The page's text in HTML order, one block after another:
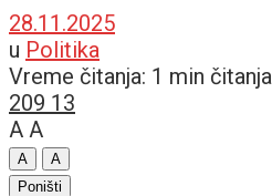
28.11.2025
u Politika
Vreme čitanja: 1 min čitanja
209 13
A A
A
A
Poništi